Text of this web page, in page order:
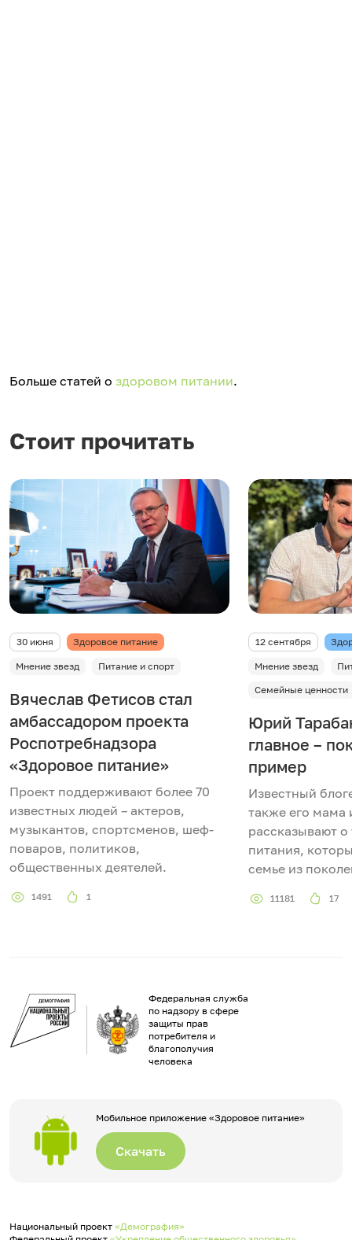
Больше статей о здоровом питании.
Стоит прочитать
30 июня Здоровое питание
Мнение звезд Питание и спорт
Вячеслав Фетисов стал
амбассадором проекта
Роспотребнадзора
«Здоровое питание»
Проект поддерживают более 70
известных людей – актеров,
музыкантов, спортсменов, шеф-
поваров, политиков,
общественных деятелей.
1491 1
12 сентября
Мнение звезд
Семейные ценности
Юрий
главное –
пример
Известный
также его мама
рассказывают
питания,
семье из
11181 17
Федеральная служба
по надзору в сфере
защиты прав
потребителя и
благополучия
человека
Мобильное приложение «Здоровое питание»
Скачать
Национальный проект «Демография»